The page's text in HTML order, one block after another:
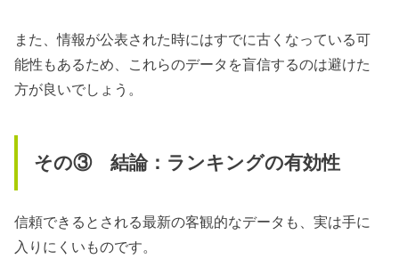
また、情報が公表された時にはすでに古くなっている可
能性もあるため、これらのデータを盲信するのは避けた
方が良いでしょう。
その③ 結論：ランキングの有効性
信頼できるとされる最新の客観的なデータも、実は手に
入りにくいものです。